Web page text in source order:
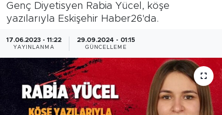
Genç Diyetisyen Rabia Yücel, köşe
yazılarıyla Eskişehir Haber26'da.
17.06.2023 - 11:22
YAYINLANMA
29.09.2024 - 01:15
GÜNCELLEME
Ekonomi
Eğitim
Sanat
Bölge
Son Dakika Haberleri
Haber Arşivi